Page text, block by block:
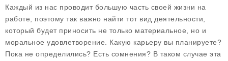
Каждый из нас проводит большую часть своей жизни на
работе, поэтому так важно найти тот вид деятельности,
который будет приносить не только материальное, но и
моральное удовлетворение. Какую карьеру вы планируете?
Пока не определились? Есть сомнения? В таком случае эта